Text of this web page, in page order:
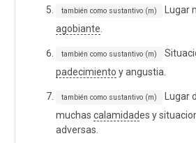
también como sustantivo (m) Lugar
agobiante
también como sustantivo (m)
padecimiento y angustia.
también como sustantivo (m)
Lugar
muchas calamidades y
adversas.